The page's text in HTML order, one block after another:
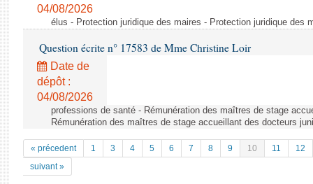
04/08/2026
élus - Protection juridique des maires - Protection juridique des
Question écrite n° 17583 de Mme Christine Loir
Date de
dépôt :
04/08/2026
professions de santé - Rémunération des maîtres de stage
Rémunération des maîtres de stage accueillant des docteurs
« précedent 1 3 4 5 6 7 8 9 10 11
12
suivant »